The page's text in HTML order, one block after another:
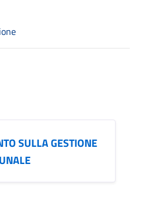
SULLA GESTIONE